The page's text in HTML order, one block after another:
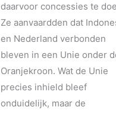
daarvoor concessies te
Ze aanvaardden dat
en Nederland verbonden
bleven in een Unie onder
Oranjekroon. Wat de Unie
precies inhield bleef
onduidelijk, maar de